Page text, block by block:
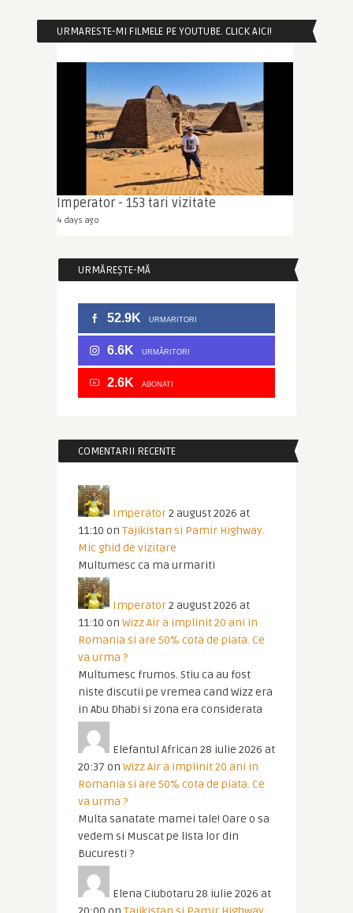
URMARESTE-MI FILMELE PE YOUTUBE. CLICK AICI!
Imperator - 153 tari vizitate
4 days ago
URMĂREȘTE-MĂ
52.9K URMARITORI
6.6K URMĂRITORI
2.6K ABONATI
COMENTARII RECENTE
Imperator2 august 2026 at
11:10 on Tajikistan si Pamir Highway.
Mic ghid de vizitare
Multumesc ca ma urmariti
Imperator2 august 2026 at
11:10 on Wizz Air a implinit 20 ani in
Romania si are 50% cota de piata. Ce
va urma ?
Multumesc frumos. Stiu ca au fost
niste discutii pe vremea cand Wizz era
in Abu Dhabi si zona era considerata
Elefantul African 28 iulie 2026 at
20:37 on Wizz Air a implinit 20 ani in
Romania si are 50% cota de piata. Ce
va urma ?
Multa sanatate mamei tale! Oare o sa
vedem si Muscat pe lista lor din
Bucuresti ?
Elena Ciubotaru 28 iulie 2026 at